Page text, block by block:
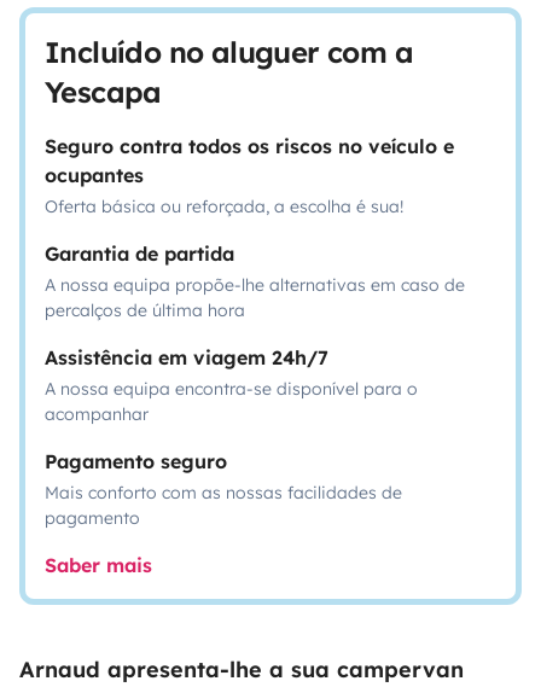
Incluído no aluguer com a
Yescapa
Seguro contra todos os riscos no veículo e
ocupantes
Oferta básica ou reforçada, a escolha é sua!
Garantia de partida
A nossa equipa propõe-lhe alternativas em caso de
percalços de última hora
Assistência em viagem 24h/7
A nossa equipa encontra-se disponível para o
acompanhar
Pagamento seguro
Mais conforto com as nossas facilidades de
pagamento
Saber mais
Arnaud apresenta-lhe a sua campervan